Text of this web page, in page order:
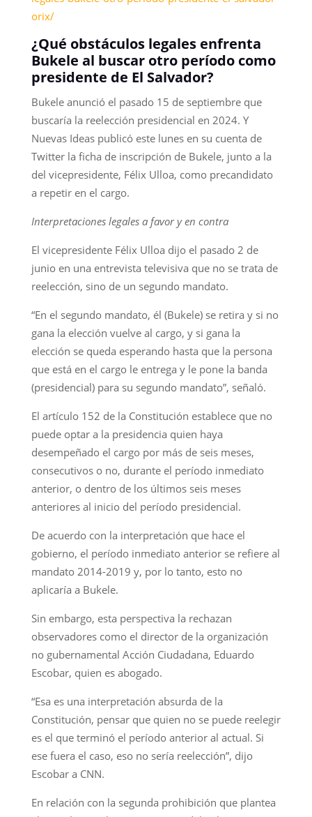
orix/
¿Qué obstáculos legales enfrenta
Bukele al buscar otro período como
presidente de El Salvador?
Bukele anunció el pasado 15 de septiembre que
buscaría la reelección presidencial en 2024. Y
Nuevas Ideas publicó este lunes en su cuenta de
Twitter la ficha de inscripción de Bukele, junto a la
del vicepresidente, Félix Ulloa, como precandidato
a repetir en el cargo.
Interpretaciones legales a favor y en contra
El vicepresidente Félix Ulloa dijo el pasado 2 de
junio en una entrevista televisiva que no se trata de
reelección, sino de un segundo mandato.
“En el segundo mandato, él (Bukele) se retira y si no
gana la elección vuelve al cargo, y si gana la
elección se queda esperando hasta que la persona
que está en el cargo le entrega y le pone la banda
(presidencial) para su segundo mandato”, señaló.
El artículo 152 de la Constitución establece que no
puede optar a la presidencia quien haya
desempeñado el cargo por más de seis meses,
consecutivos o no, durante el período inmediato
anterior, o dentro de los últimos seis meses
anteriores al inicio del período presidencial.
De acuerdo con la interpretación que hace el
gobierno, el período inmediato anterior se refiere al
mandato 2014-2019 y, por lo tanto, esto no
aplicaría a Bukele.
Sin embargo, esta perspectiva la rechazan
observadores como el director de la organización
no gubernamental Acción Ciudadana, Eduardo
Escobar, quien es abogado.
“Esa es una interpretación absurda de la
Constitución, pensar que quien no se puede reelegir
es el que terminó el período anterior al actual. Si
ese fuera el caso, eso no sería reelección”, dijo
Escobar a CNN.
En relación con la segunda prohibición que plantea